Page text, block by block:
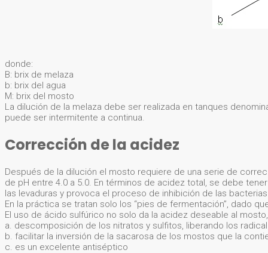
donde:
B: brix de melaza
b: brix del agua
M: brix del mosto
La dilución de la melaza debe ser realizada en tanques
puede ser intermitente a continua.
Corrección de la acidez
Después de la dilución el mosto requiere de una serie de
de pH entre 4.0 a 5.0. En términos de acidez total, se debe
las levaduras y provoca el proceso de inhibición de las
En la práctica se tratan solo los “pies de fermentación”, dado
El uso de ácido sulfúrico no solo da la acidez deseable al
a. descomposición de los nitratos y sulfitos, liberando los
b. facilitar la inversión de la sacarosa de los mostos que la
c. es un excelente antiséptico